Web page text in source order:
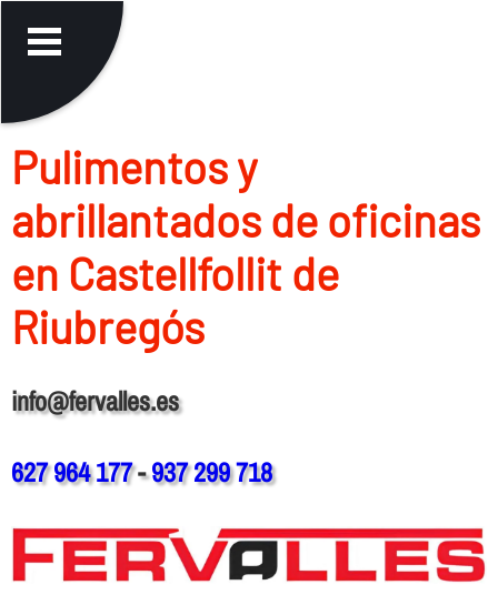
Pulimentos y
abrillantados de oficinas
en Castellfollit de
Riubregós
info@fervalles.es
627 964 177-937 299 718